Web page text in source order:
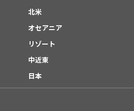
北米
オセアニア
リゾート
中近東
日本